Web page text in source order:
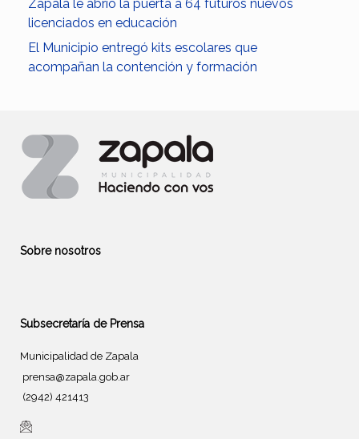
Zapala le abrió la puerta a 64 futuros nuevos
licenciados en educación
El Municipio entregó kits escolares que
acompañan la contención y formación
Sobre nosotros
Subsecretaría de Prensa
Municipalidad de Zapala
prensa@zapala.gob.ar
(2942) 421413